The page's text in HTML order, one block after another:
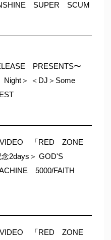
SUPER SCUM
PRESENTS〜
＞ ＜DJ＞Some
VIDEO 「RED ZONE
念2days＞ GOD'S
5000/FAITH
VIDEO 「RED ZONE